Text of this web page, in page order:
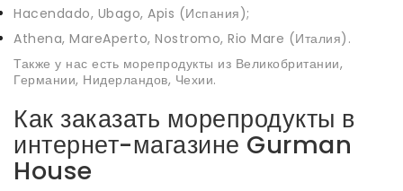
Hacendado, Ubago, Apis (Испания);
Athena, MareAperto, Nostromo, Rio Mare (Италия).
Также у нас есть морепродукты из Великобритании,
Германии, Нидерландов, Чехии.
Как заказать морепродукты в
интернет-магазине Gurman
House